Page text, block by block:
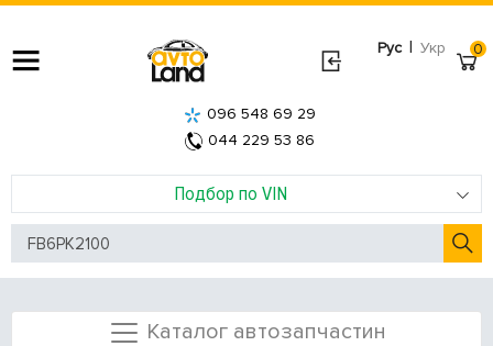
Рус | Укр
Подбор по VIN
096 548 69 29
044 229 53 86
0
Каталог автозапчастин